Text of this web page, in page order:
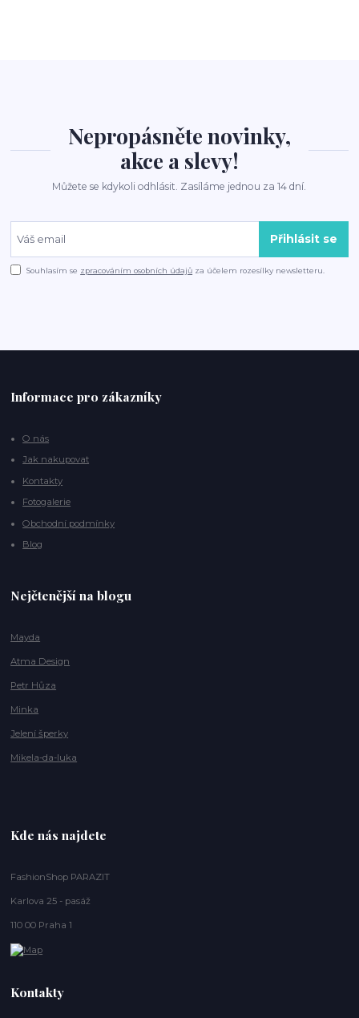
Nepropásněte novinky,
akce a slevy!
Můžete se kdykoli odhlásit. Zasíláme jednou za 14 dní.
Přihlásit se
Souhlasím se zpracováním osobních údajů za účelem rozesílky newsletteru.
Informace pro zákazníky
O nás
Jak nakupovat
Kontakty
Fotogalerie
Obchodní podmínky
Blog
Nejčtenější na blogu
Mayda
Atma Design
Petr Hůza
Minka
Jelení šperky
Mikela-da-luka
Kde nás najdete
FashionShop PARAZIT
Karlova 25 - pasáž
110 00 Praha 1
Kontakty